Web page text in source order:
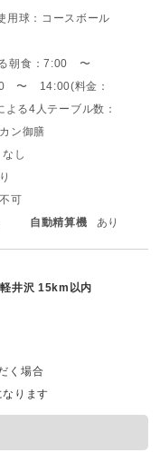
用球：コースボール
朝食：7:00 〜
〜 14:00(料金：
よる4人テーブル数：
ン御膳
なし
不可
自動精算機 あり
井沢 15km以内
く場合
ります